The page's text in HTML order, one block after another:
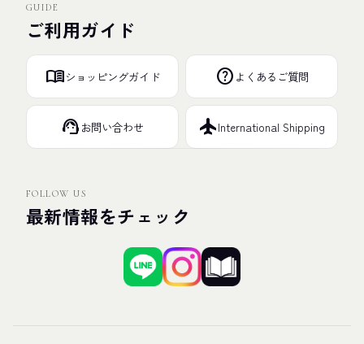
GUIDE
ご利用ガイド
menu_bookショッピングガイド help よくあるご質問
support_agent お問い合わせ flightInternational Shipping
FOLLOW US
最新情報をチェック